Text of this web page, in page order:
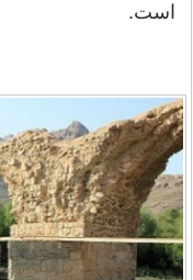
است.